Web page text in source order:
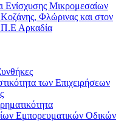
Ενίσχυσης Μικρομεσαίων
Φλώρινας και στον
Αρκαδία
των Επιχειρήσεων
Εμπορευματικών Οδικών